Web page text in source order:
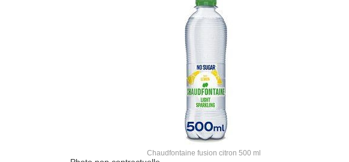
Chaudfontaine fusion citron 500 ml